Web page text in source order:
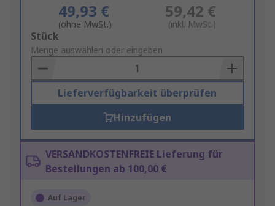
49,93 €
(ohne MwSt.)
59,42 €
(inkl. MwSt.)
Add
to
Basket
Stück
Menge auswählen oder eingeben
Lieferverfügbarkeit überprüfen
Hinzufügen
VERSANDKOSTENFREIE Lieferung für
Bestellungen ab 100,00 €
Auf Lager